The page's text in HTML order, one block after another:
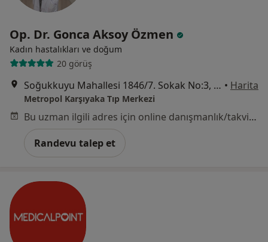
Op. Dr. Gonca Aksoy Özmen
Kadın hastalıkları ve doğum
20 görüş
Soğukkuyu Mahallesi 1846/7. Sokak No:3, Bayraklı • Harita
Metropol Karşıyaka Tıp Merkezi
Bu uzman ilgili adres için online danışmanlık/takvim sunmuyor.
Randevu talep et